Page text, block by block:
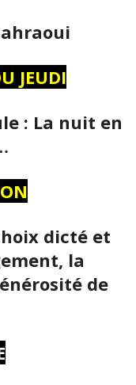
JEUDI
: La nuit en
dicté et
la
de